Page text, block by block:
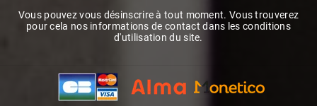
Vous pouvez vous désinscrire à tout moment. Vous trouverez
pour cela nos informations de contact dans les conditions
d'utilisation du site.